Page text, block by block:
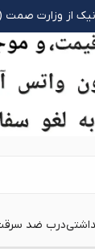
از وزارت
درب ضد